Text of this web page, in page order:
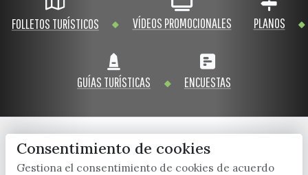
FOLLETOS TURÍSTICOS VÍDEOS PROMOCIONALES PLANOS
GUÍAS TURÍSTICAS ENCUESTAS
x / twitter facebook youtube instagram
Consentimiento de cookies
Gestiona el consentimiento de cookies de acuerdo